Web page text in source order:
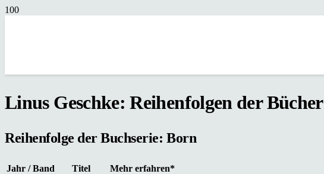
Linus Geschke: Reihenfolgen der Bücher
Reihenfolge der Buchserie: Born
Jahr / Band Titel
Mehr erfahren*